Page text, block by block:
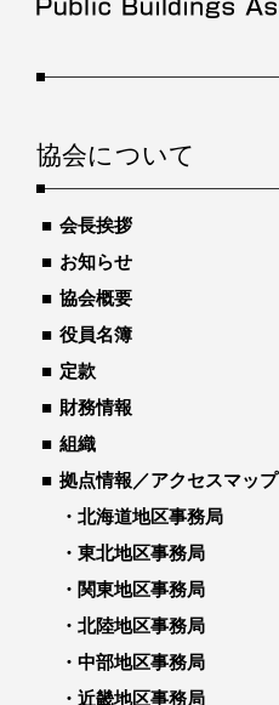
協会について
会長挨拶
お知らせ
協会概要
役員名簿
定款
財務情報
組織
拠点情報／アクセスマップ
北海道地区事務局
東北地区事務局
関東地区事務局
北陸地区事務局
中部地区事務局
近畿地区事務局